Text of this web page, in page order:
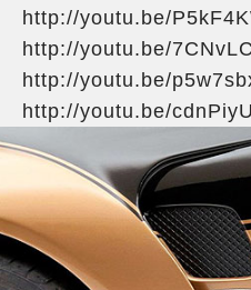
http://youtu.be/
http://youtu.be/
http://youtu.be/
http://youtu.be/